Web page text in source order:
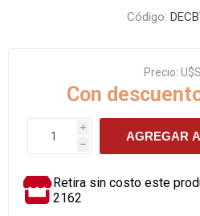
Código:
Precio:
Con
i
h
AGREGAR
Retira sin costo este
2162